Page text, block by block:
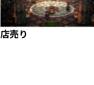
店売り